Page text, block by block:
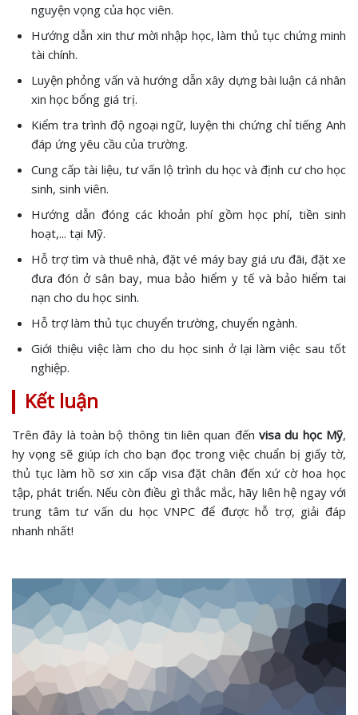
nguyện vọng của học viên.
Hướng dẫn xin thư mời nhập học, làm thủ tục chứng minh
tài chính.
Luyện phỏng vấn và hướng dẫn xây dựng bài luận cá nhân
xin học bổng giá trị.
Kiểm tra trình độ ngoại ngữ, luyện thi chứng chỉ tiếng Anh
đáp ứng yêu cầu của trường.
Cung cấp tài liệu, tư vấn lộ trình du học và định cư cho học
sinh, sinh viên.
Hướng dẫn đóng các khoản phí gồm học phí, tiền sinh
hoạt,... tại Mỹ.
Hỗ trợ tìm và thuê nhà, đặt vé máy bay giá ưu đãi, đặt xe
đưa đón ở sân bay, mua bảo hiểm y tế và bảo hiểm tai
nạn cho du học sinh.
Hỗ trợ làm thủ tục chuyển trường, chuyển ngành.
Giới thiệu việc làm cho du học sinh ở lại làm việc sau tốt
nghiệp.
Kết luận
Trên đây là toàn bộ thông tin liên quan đến visa du học Mỹ,
hy vọng sẽ giúp ích cho bạn đọc trong việc chuẩn bị giấy tờ,
thủ tục làm hồ sơ xin cấp visa đặt chân đến xứ cờ hoa học
tập, phát triển. Nếu còn điều gì thắc mắc, hãy liên hệ ngay với
trung tâm tư vấn du học VNPC để được hỗ trợ, giải đáp
nhanh nhất!